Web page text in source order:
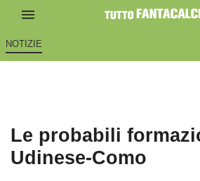
NOTIZIE
Le probabili
Udinese-Como